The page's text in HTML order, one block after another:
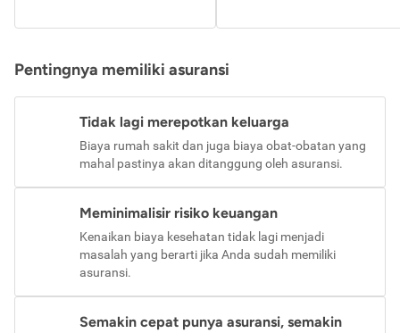
Pentingnya memiliki asuransi
Tidak lagi merepotkan keluarga
Biaya rumah sakit dan juga biaya obat-obatan yang
mahal pastinya akan ditanggung oleh asuransi.
Meminimalisir risiko keuangan
Kenaikan biaya kesehatan tidak lagi menjadi
masalah yang berarti jika Anda sudah memiliki
asuransi.
Semakin cepat punya asuransi, semakin